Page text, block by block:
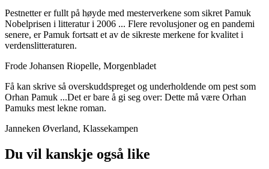
Pestnetter er fullt på høyde med mesterverkene som sikret Pamuk
Nobelprisen i litteratur i 2006 ... Flere revolusjoner og en pandemi
senere, er Pamuk fortsatt et av de sikreste merkene for kvalitet i
verdenslitteraturen.
Frode Johansen Riopelle, Morgenbladet
Få kan skrive så overskuddspreget og underholdende om pest som
Orhan Pamuk ...Det er bare å gi seg over: Dette må være Orhan
Pamuks mest lekne roman.
Janneken Øverland, Klassekampen
Du vil kanskje også like